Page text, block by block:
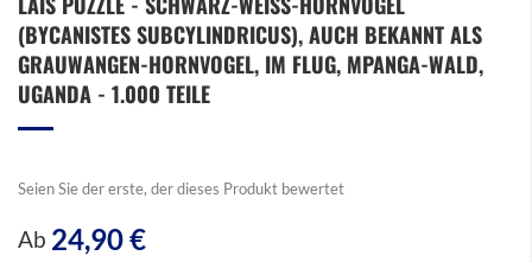
Anfang
der
Bildergalerie
springen
BYCANISTES SUBCYLINDRICUS), AUCH BEKANNT ALS G
RAUWANGEN-HORNVOGEL, IM FLUG, MPANGA-WALD, U
GANDA - 1.000 TEILE
Seien Sie der erste, der dieses Produkt bewertet
Ab 24,90 €